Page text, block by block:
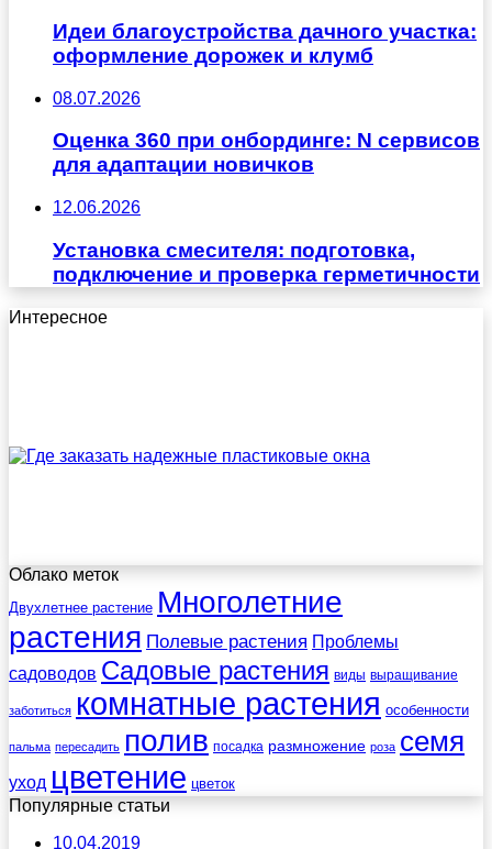
Идеи благоустройства дачного участка:
оформление дорожек и клумб
08.07.2026
Оценка 360 при онбординге: N сервисов
для адаптации новичков
12.06.2026
Установка смесителя: подготовка,
подключение и проверка герметичности
Интересное
Облако меток
Двухлетнее растение Многолетние
растения Полевые растения Проблемы
садоводов Садовые растения виды выращивание
заботиться комнатные растения особенности
пальма пересадить полив посадка размножение роза семя
уход цветение цветок
Популярные статьи
10.04.2019